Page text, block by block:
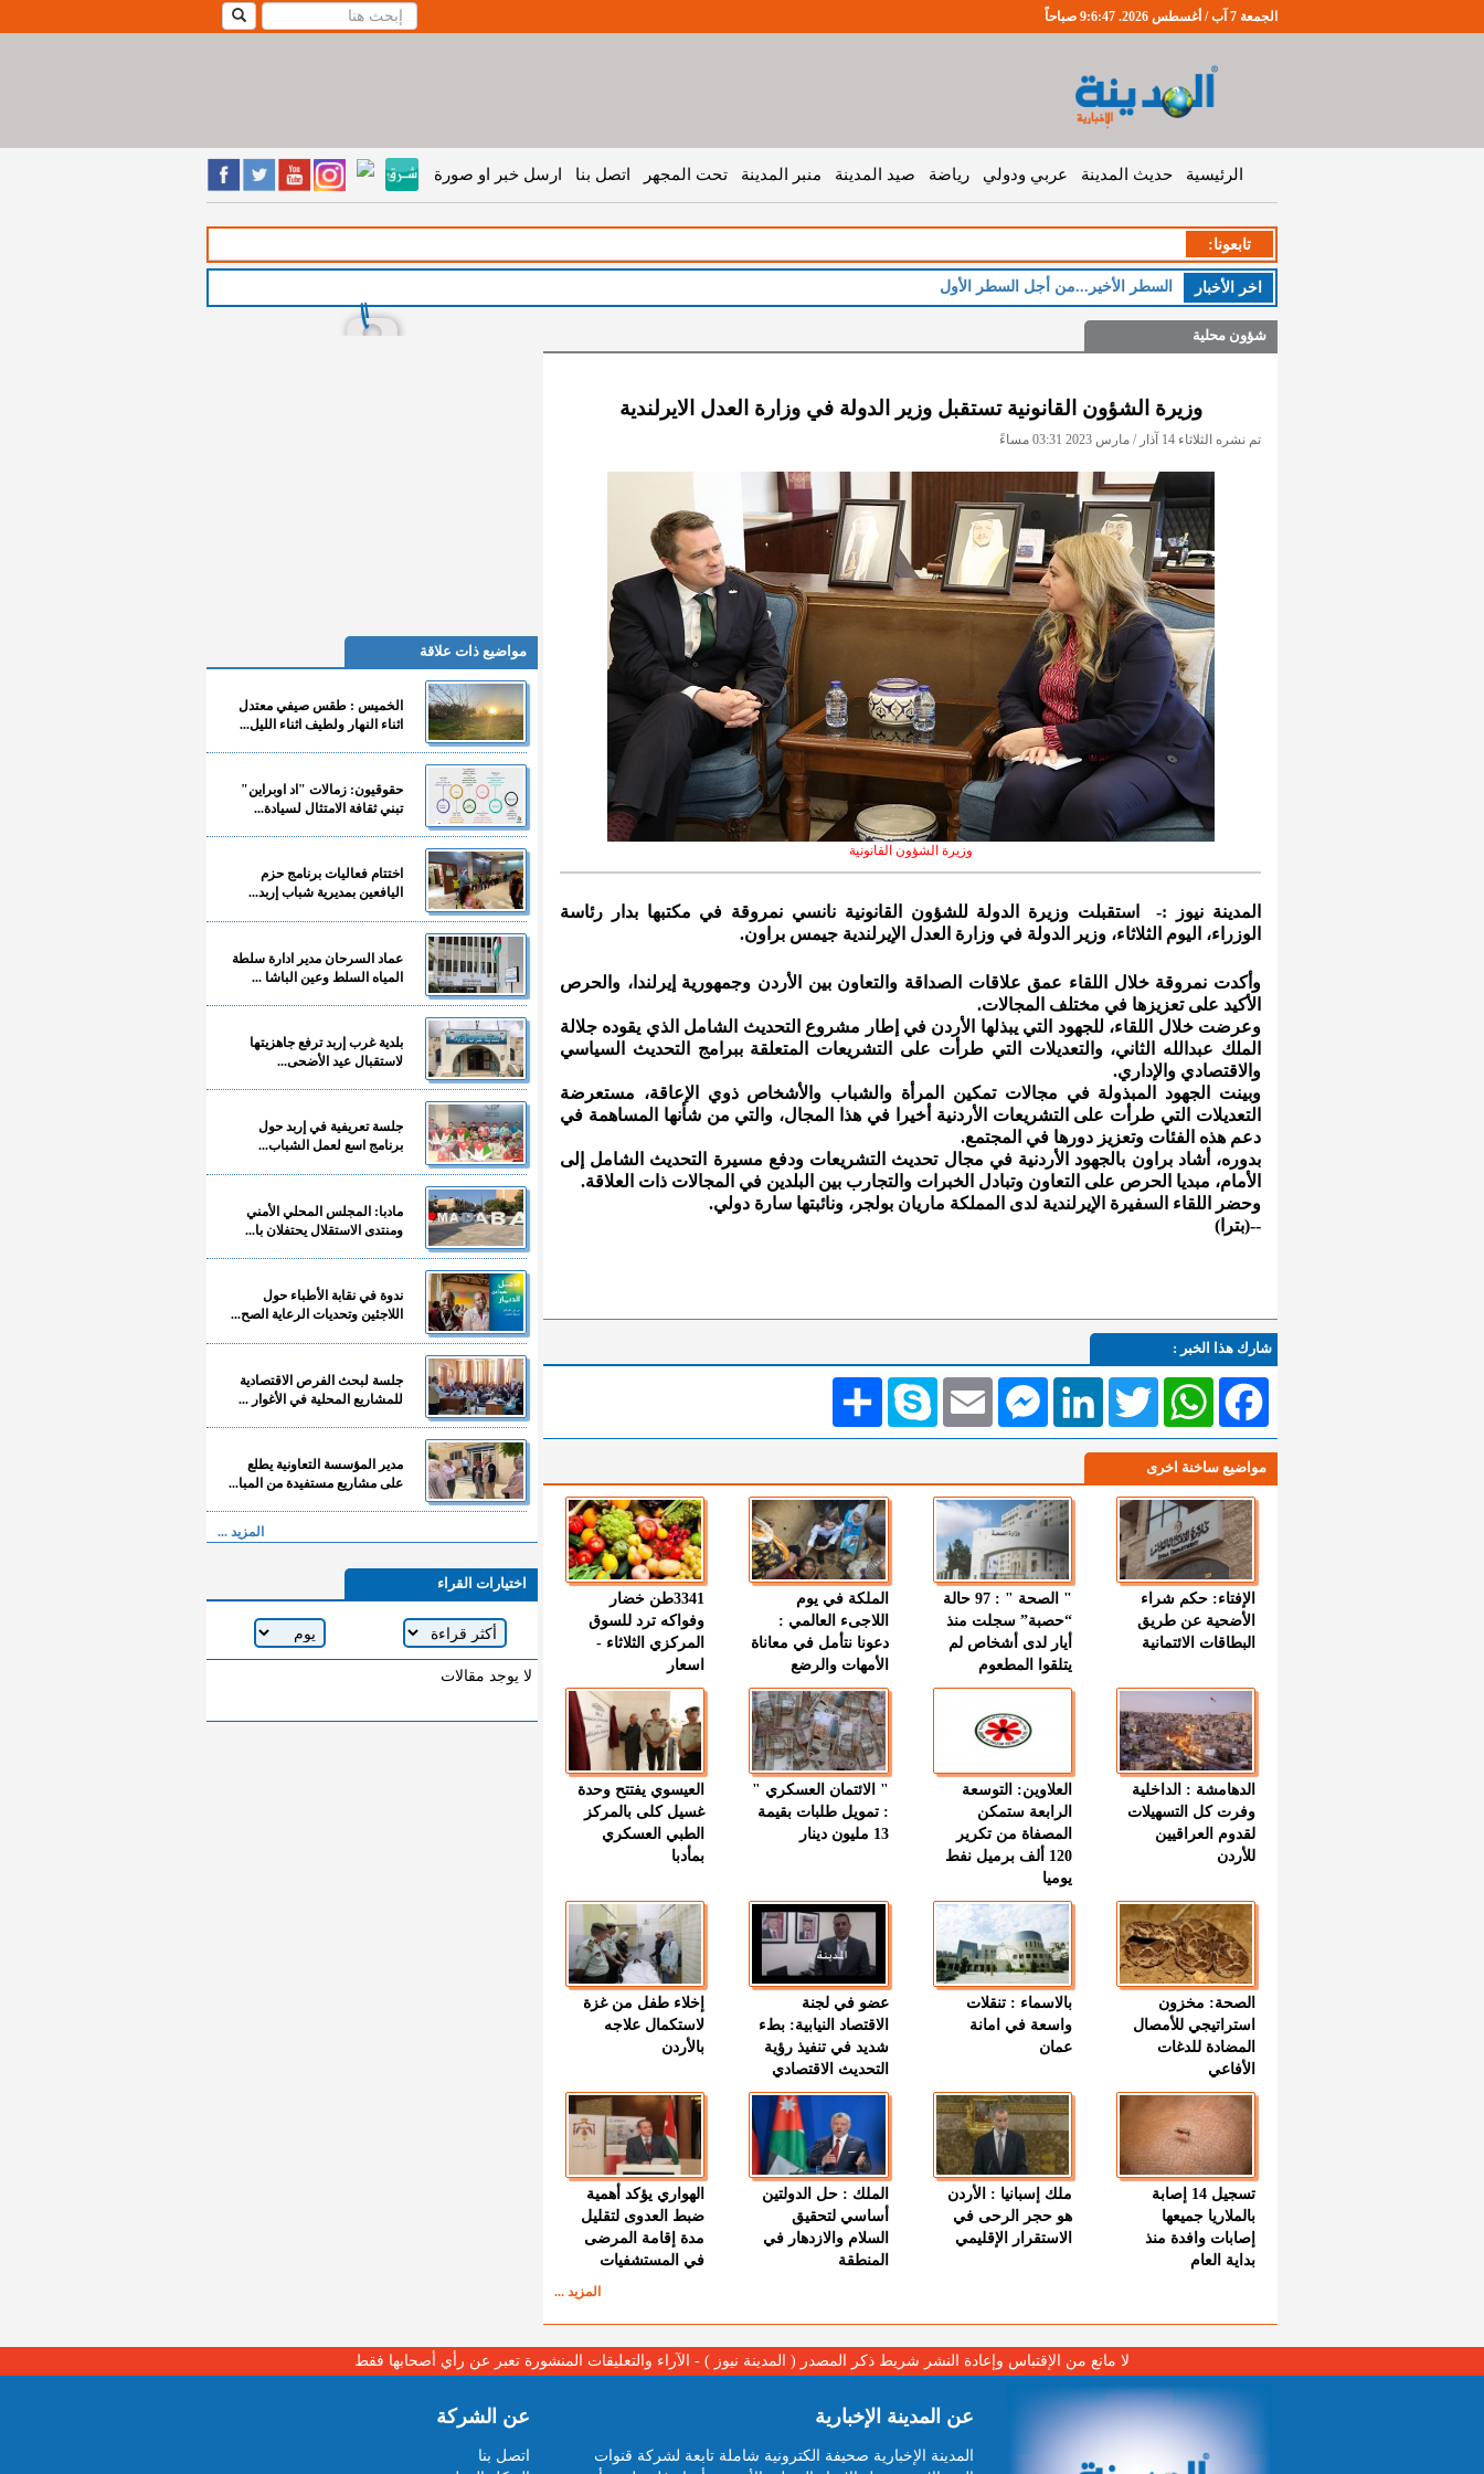
الجمعة 7 آب / أغسطس 2026. 9:6:48 صباحاً
الرئيسية حديث المدينة عربي ودولي رياضة صيد المدينة منبر المدينة تحت المجهر اتصل بنا ارسل خبر او صورة
تابعونا:
اخر اﻷخبار
شؤون محلية
وزيرة الشؤون القانونية تستقبل وزير الدولة في وزارة العدل الايرلندية
تم نشره الثلاثاء 14 آذار / مارس 2023 03:31 مساءً
وزيرة الشؤون القانونية
المدينة نيوز :- استقبلت وزيرة الدولة للشؤون القانونية نانسي نمروقة في مكتبها بدار رئاسة
الوزراء، اليوم الثلاثاء، وزير الدولة في وزارة العدل الإيرلندية جيمس براون.
وأكدت نمروقة خلال اللقاء عمق علاقات الصداقة والتعاون بين الأردن وجمهورية إيرلندا، والحرص
الأكيد على تعزيزها في مختلف المجالات.
وعرضت خلال اللقاء، للجهود التي يبذلها الأردن في إطار مشروع التحديث الشامل الذي يقوده جلالة
الملك عبدالله الثاني، والتعديلات التي طرأت على التشريعات المتعلقة ببرامج التحديث السياسي
والاقتصادي والإداري.
وبينت الجهود المبذولة في مجالات تمكين المرأة والشباب والأشخاص ذوي الإعاقة، مستعرضة
التعديلات التي طرأت على التشريعات الأردنية أخيرا في هذا المجال، والتي من شأنها المساهمة في
دعم هذه الفئات وتعزيز دورها في المجتمع.
بدوره، أشاد براون بالجهود الأردنية في مجال تحديث التشريعات ودفع مسيرة التحديث الشامل إلى
الأمام، مبديا الحرص على التعاون وتبادل الخبرات والتجارب بين البلدين في المجالات ذات العلاقة.
وحضر اللقاء السفيرة الإيرلندية لدى المملكة ماريان بولجر، ونائبتها سارة دولي.
--(بترا)
شارك هذا الخبر :
انشر Skype EmailMessengerLinkedIn TwitterWhatsAppFacebook
مواضيع ساخنة اخرى
الإفتاء: حكم شراء
الأضحية عن طريق
البطاقات الائتمانية
" الصحة " : 97 حالة
“حصبة” سجلت منذ
أيار لدى أشخاص لم
يتلقوا المطعوم
الملكة في يوم
اللاجىء العالمي :
دعونا نتأمل في معاناة
الأمهات والرضع
3341طن خضار
وفواكه ترد للسوق
المركزي الثلاثاء -
اسعار
الدهامشة : الداخلية
وفرت كل التسهيلات
لقدوم العراقيين
للأردن
العلاوين: التوسعة
الرابعة ستمكن
المصفاة من تكرير
120 ألف برميل نفط
يوميا
" الائتمان العسكري "
: تمويل طلبات بقيمة
13 مليون دينار
العيسوي يفتتح وحدة
غسيل كلى بالمركز
الطبي العسكري
بمأدبا
الصحة: مخزون
استراتيجي للأمصال
المضادة للدغات
الأفاعي
بالاسماء : تنقلات
واسعة في امانة
عمان
عضو في لجنة
الاقتصاد النيابية: بطء
شديد في تنفيذ رؤية
التحديث الاقتصادي
إخلاء طفل من غزة
لاستكمال علاجه
بالأردن
تسجيل 14 إصابة
بالملاريا جميعها
إصابات وافدة منذ
بداية العام
ملك إسبانيا : الأردن
هو حجر الرحى في
الاستقرار الإقليمي
الملك : حل الدولتين
أساسي لتحقيق
السلام والازدهار في
المنطقة
الهواري يؤكد أهمية
ضبط العدوى لتقليل
مدة إقامة المرضى
في المستشفيات
المزيد ...
مواضيع ذات علاقة
الخميس : طقس صيفي معتدل
اثناء النهار ولطيف اثناء الليل...
حقوقيون: زمالات "اد اوبراين"
تبني ثقافة الامتثال لسيادة...
اختتام فعاليات برنامج حزم
اليافعين بمديرية شباب إربد...
عماد السرحان مدير ادارة سلطة
المياه السلط وعين الباشا ...
بلدية غرب إربد ترفع جاهزيتها
لاستقبال عيد الأضحى...
جلسة تعريفية في إربد حول
برنامج اسع لعمل الشباب...
مادبا: المجلس المحلي الأمني
ومنتدى الاستقلال يحتفلان با...
ندوة في نقابة الأطباء حول
اللاجئين وتحديات الرعاية الصح...
جلسة لبحث الفرص الاقتصادية
للمشاريع المحلية في الأغوار ...
مدير المؤسسة التعاونية يطلع
على مشاريع مستفيدة من المبا...
المزيد ...
اختيارات القراء
لا يوجد مقالات
لا مانع من الإقتباس وإعادة النشر شريط ذكر المصدر ( المدينة نيوز ) - الآراء والتعليقات المنشورة تعبر عن رأي أصحابها فقط
عن المدينة الإخبارية
المدينة الإخبارية صحيفة الكترونية شاملة تابعة لشركة قنوات
عن الشركة
اتصل بنا